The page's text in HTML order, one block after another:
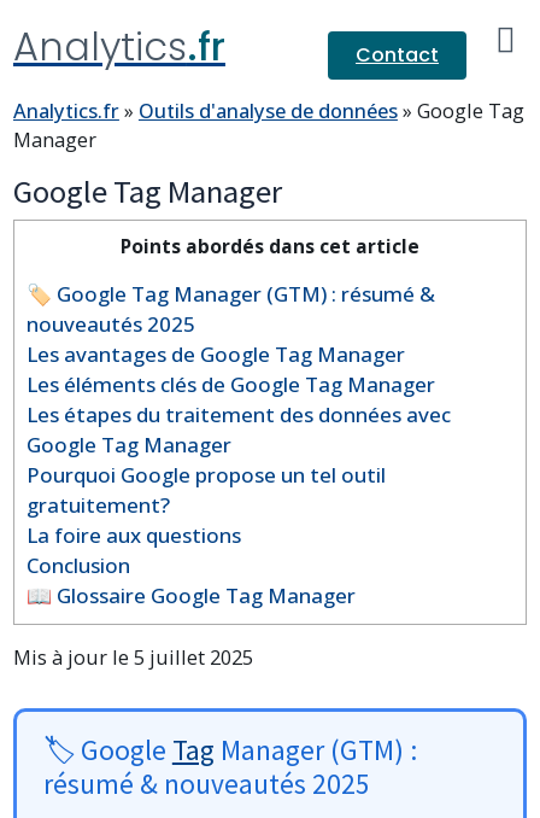
Analytics.fr
Contact
Analytics.fr» Outils d'analyse de données» Google Tag
Manager
Google Tag Manager
Points abordés dans cet article
🏷️ Google Tag Manager (GTM) : résumé &
nouveautés 2025
Les avantages de Google Tag Manager
Les éléments clés de Google Tag Manager
Les étapes du traitement des données avec
Google Tag Manager
Pourquoi Google propose un tel outil
gratuitement?
La foire aux questions
Conclusion
📖 Glossaire Google Tag Manager
Mis à jour le 5 juillet 2025
🏷️ Google Tag Manager (GTM) :
résumé & nouveautés 2025